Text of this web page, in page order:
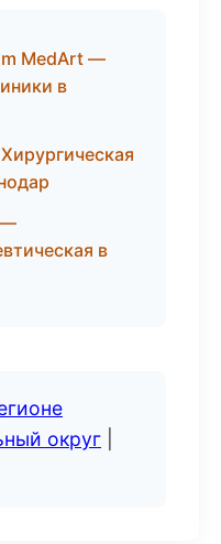
MedArt —
в
—
в
округ